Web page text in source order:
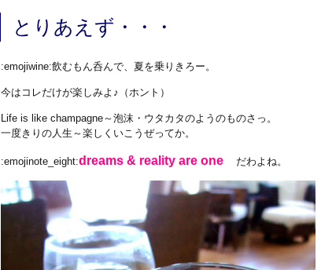
とりあえず・・・
:emojiwine:飲むもん呑んで、夏を乗りきろー。
今はコレだけが楽しみよ♪（ホント）
Life is like champagne～泡沫・ウタカタのようのものさっ。
一度きりの人生～楽しくいこうぜってか。
:emojinote_eight:dreams & reality are one だわよね。